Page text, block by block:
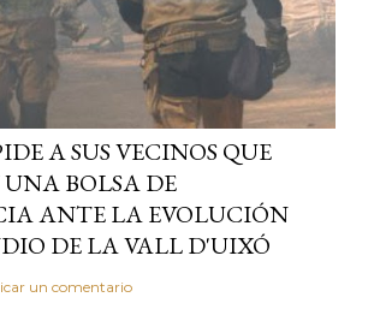
A SUS VECINOS QUE
BOLSA DE
ANTE LA EVOLUCIÓN
DE LA VALL D'UIXÓ
un comentario